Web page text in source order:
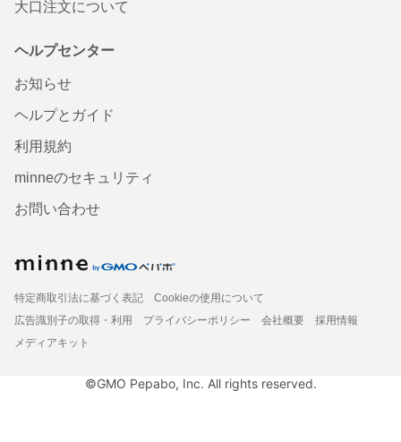
大口注文について
ヘルプセンター
お知らせ
ヘルプとガイド
利用規約
minneのセキュリティ
お問い合わせ
特定商取引法に基づく表記
Cookieの使用について
広告識別子の取得・利用
プライバシーポリシー 会社概要
採用情報
メディアキット
©GMO Pepabo, Inc. All rights reserved.